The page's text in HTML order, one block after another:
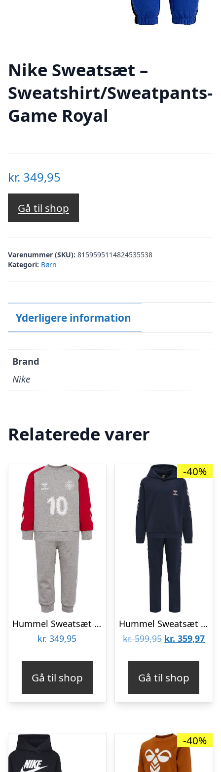
Nike Sweatsæt –
Sweatshirt/Sweatpants-
Game Royal
kr. 349,95
Gå til shop
Varenummer (SKU): 8159595114824535538
Kategori: Børn
Yderligere information
Brand
Nike
Relaterede varer
Hummel Sweatsæt – DBU Gameday – Grey Melange
kr. 349,95
Gå til shop
-40%
Hummel Sweatsæt – HmlZoe – Black Iris
kr.599,95 Den
var:
kr. 599,95.
kr. 359,97Den
kr.
Gå til shop
-40%